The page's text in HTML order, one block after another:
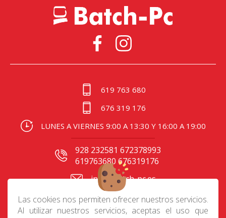
Las cookies nos permiten ofrecer nuestros servicios.
Al utilizar nuestros servicios, aceptas el uso que
619 763 680
676 319 176
LUNES A VIERNES 9:00 A 13:30 Y 16:00 A 19:00
928 232581 672378993
619763680 676319176
info@batch-pc.es
C/ Gral. Mas de Gaminde
24 35006, Las Palmas